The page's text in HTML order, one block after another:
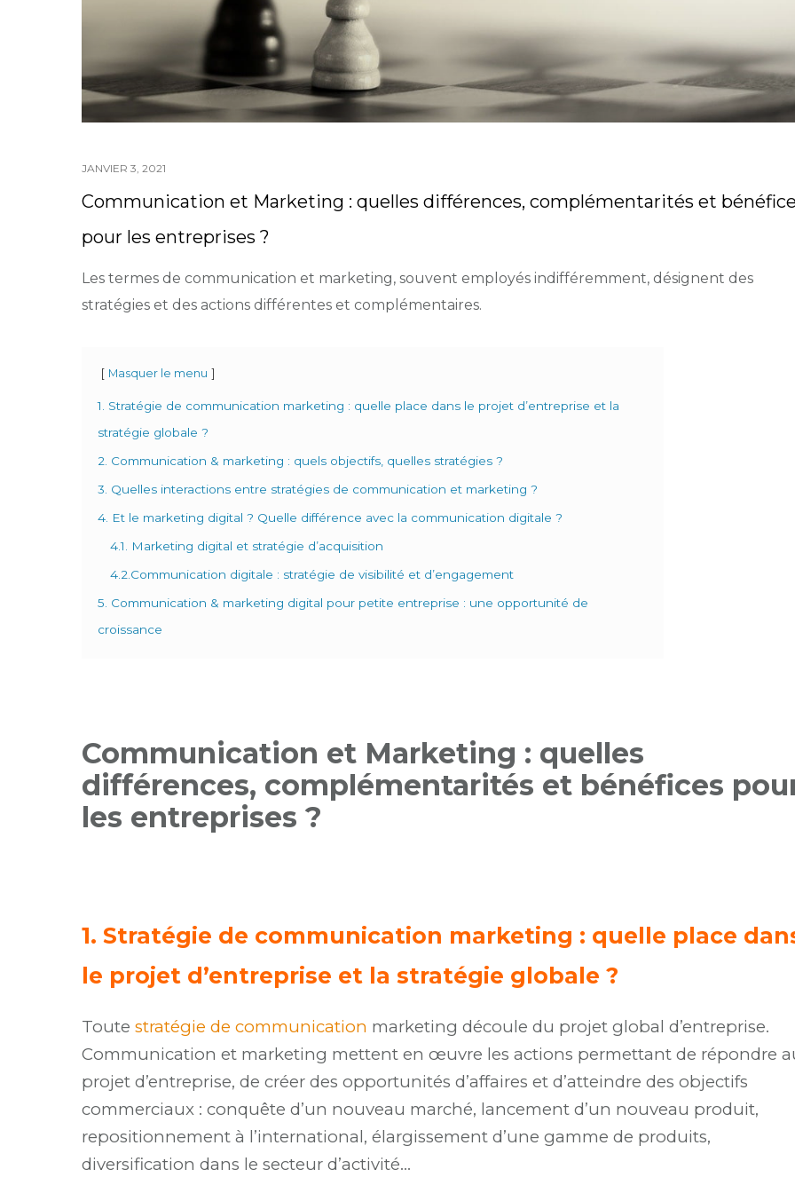
JANVIER 3, 2021
Communication et Marketing : quelles différences, complémentarités et
pour les entreprises ?
Les termes de communication et marketing, souvent employés indifféremment, désignent des
stratégies et des actions différentes et complémentaires.
Masquer le menu
1. Stratégie de communication marketing : quelle place dans le projet d’entreprise et la
stratégie globale ?
2. Communication & marketing : quels objectifs, quelles stratégies ?
3. Quelles interactions entre stratégies de communication et marketing ?
4. Et le marketing digital ? Quelle différence avec la communication digitale ?
4.1. Marketing digital et stratégie d’acquisition
4.2.Communication digitale : stratégie de visibilité et d’engagement
5. Communication & marketing digital pour petite entreprise : une opportunité de
croissance
Communication et Marketing : quelles
différences, complémentarités et bénéfices
les entreprises ?
1. Stratégie de communication marketing : quelle place
le projet d’entreprise et la stratégie globale ?
Toute stratégie de communication marketing découle du projet global d’entreprise.
Communication et marketing mettent en œuvre les actions permettant de répondre
projet d’entreprise, de créer des opportunités d’affaires et d’atteindre des objectifs
commerciaux : conquête d’un nouveau marché, lancement d’un nouveau produit,
repositionnement à l’international, élargissement d’une gamme de produits,
diversification dans le secteur d’activité…